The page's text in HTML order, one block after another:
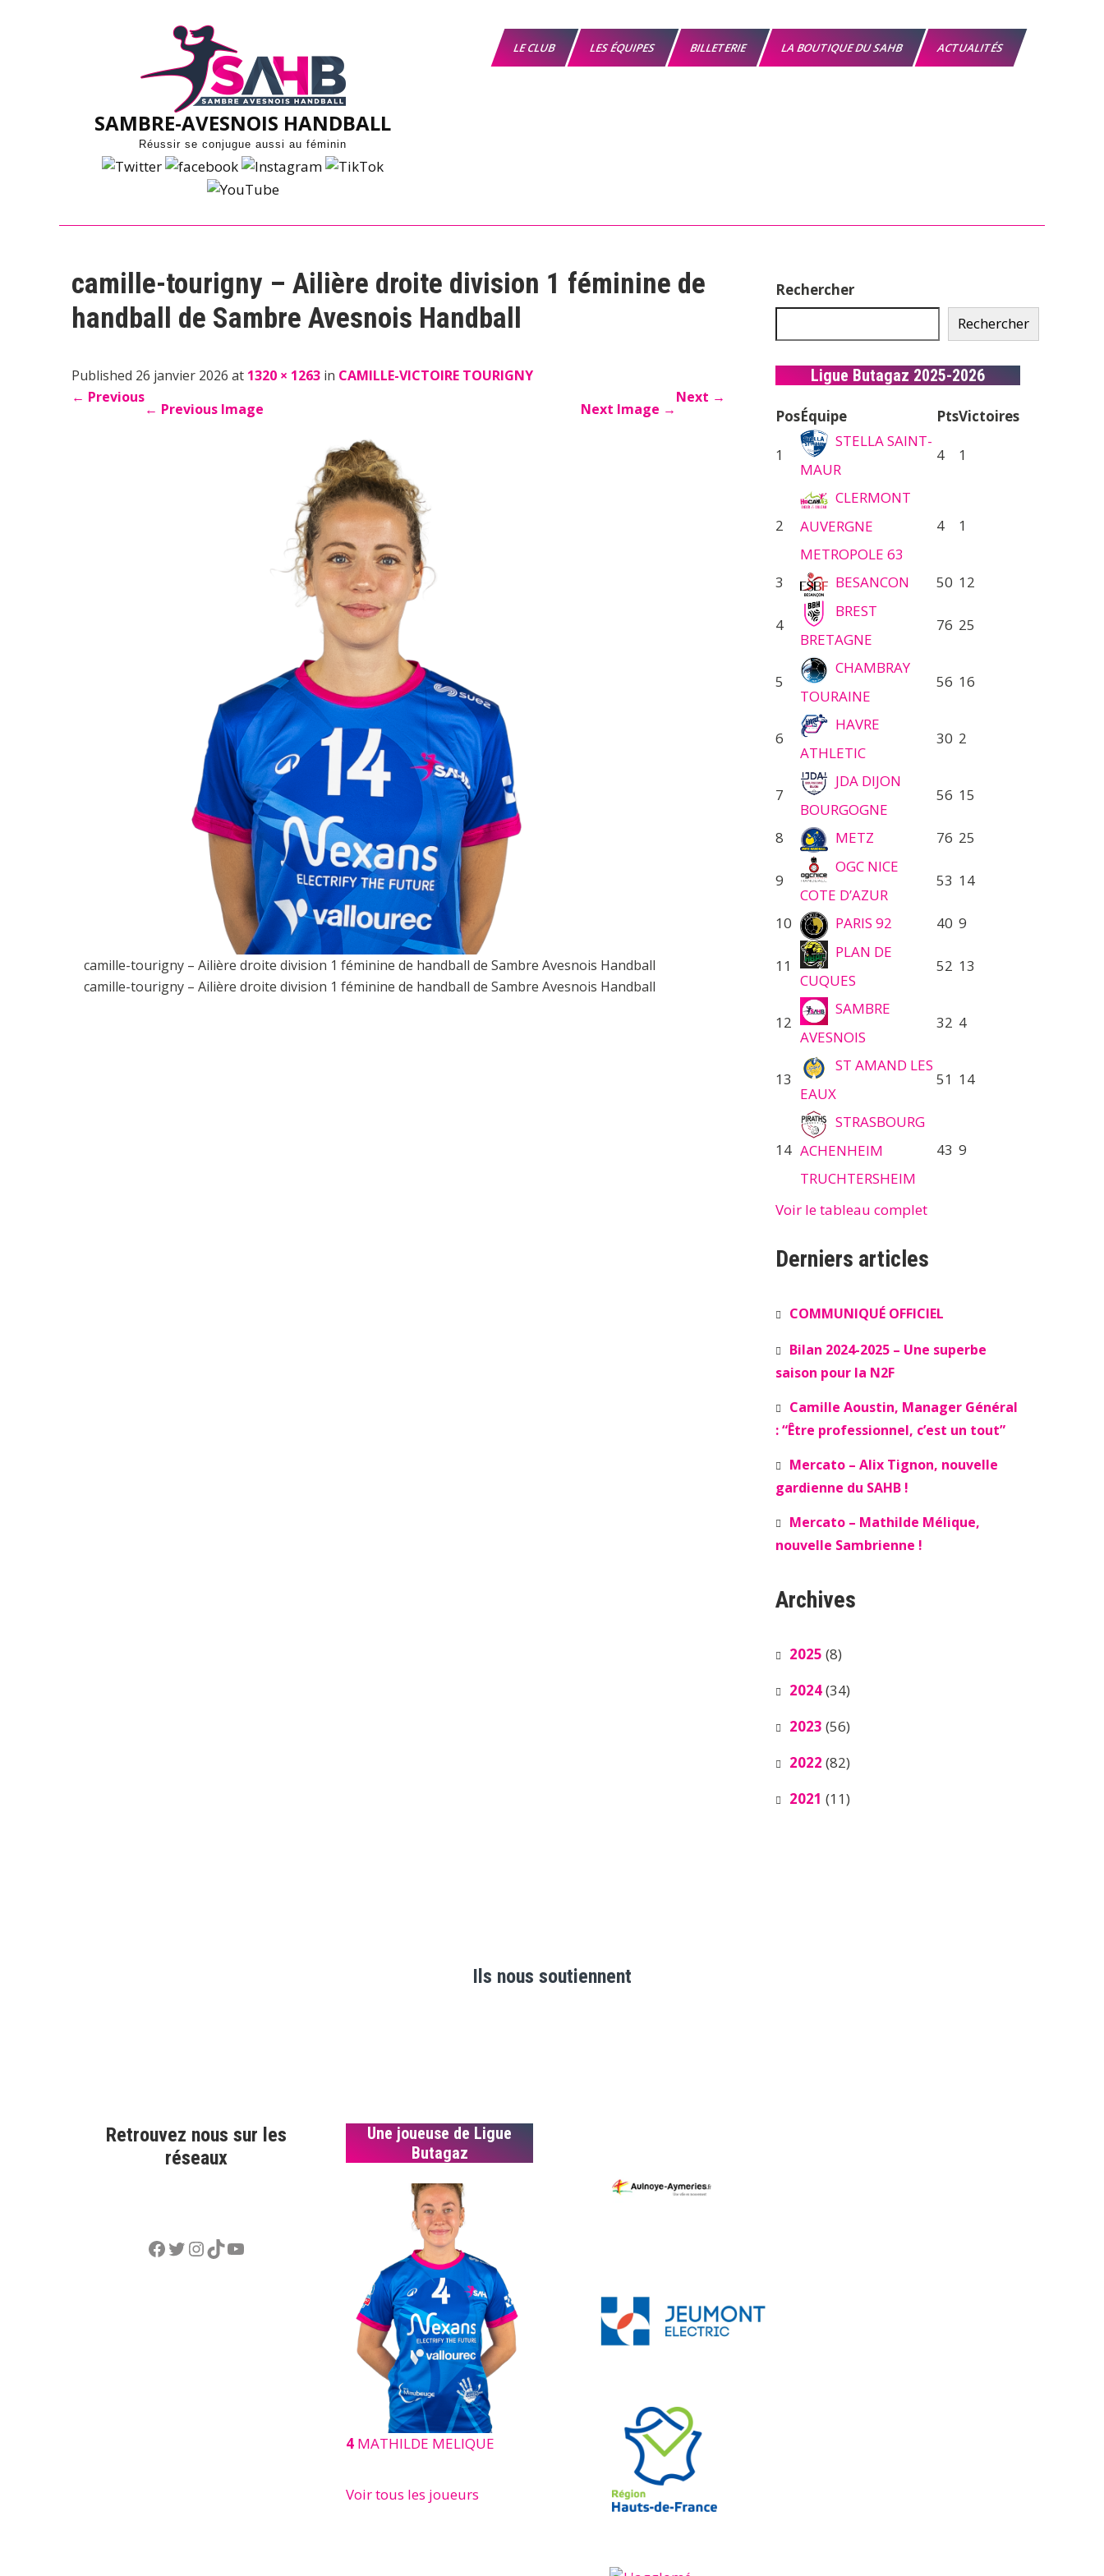
SAMBRE-AVESNOIS HANDBALL
Réussir se conjugue aussi au féminin
LE CLUB LES ÉQUIPES BILLETERIE LA BOUTIQUE DU SAHB ACTUALITÉS
camille-tourigny – Ailière droite division 1 féminine de
handball de Sambre Avesnois Handball
Published 26 janvier 2026 at 1320 × 1263 in CAMILLE-VICTOIRE TOURIGNY
← Previous Next →
← Previous Image Next Image →
camille-tourigny – Ailière droite division 1 féminine de handball de Sambre Avesnois Handball
camille-tourigny – Ailière droite division 1 féminine de handball de Sambre Avesnois Handball
Rechercher
Rechercher
Ligue Butagaz 2025-2026
PosÉquipe PtsVictoires
1
STELLA SAINT-
MAUR
4 1
2
CLERMONT
AUVERGNE
METROPOLE 63
4 1
3 BESANCON 50 12
4
BREST
BRETAGNE
76 25
5
CHAMBRAY
TOURAINE
56 16
6
HAVRE
ATHLETIC
30 2
7
JDA DIJON
BOURGOGNE
56 15
8 METZ 76 25
9
OGC NICE
COTE D’AZUR
53 14
10 PARIS 92 40 9
11
PLAN DE
CUQUES
52 13
12
SAMBRE
AVESNOIS
32 4
13
ST AMAND LES
EAUX
51 14
14
STRASBOURG
ACHENHEIM
TRUCHTERSHEIM
43 9
Voir le tableau complet
Derniers articles
COMMUNIQUÉ OFFICIEL
Bilan 2024-2025 – Une superbe
saison pour la N2F
Camille Aoustin, Manager Général
: “Être professionnel, c’est un tout”
Mercato – Alix Tignon, nouvelle
gardienne du SAHB !
Mercato – Mathilde Mélique,
nouvelle Sambrienne !
Archives
2025 (8)
2024(34)
2023 (56)
2022 (82)
2021 (11)
Ils nous soutiennent
Retrouvez nous sur les
réseaux
Facebook
Twitter
Instagram
TikTok
YouTube
Une joueuse de Ligue
Butagaz
4 MATHILDE MELIQUE
Voir tous les joueurs